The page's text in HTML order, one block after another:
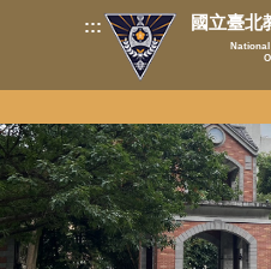
內
容
區
::: 國立臺北